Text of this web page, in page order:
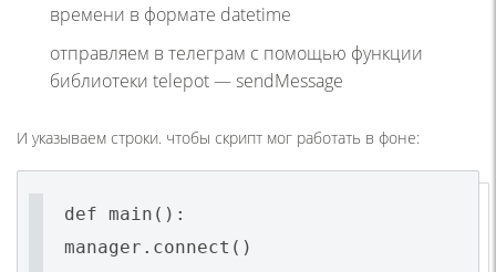
времени в формате datetime
отправляем в телеграм с помощью функции
библиотеки telepot — sendMessage
И указываем строки. чтобы скрипт мог работать в фоне:
def main():
manager.connect()